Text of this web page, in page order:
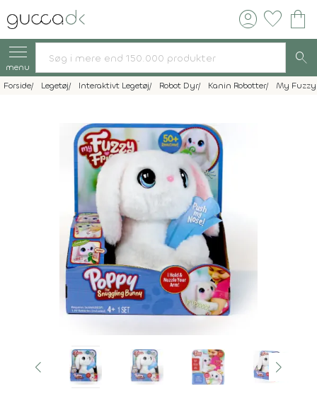
account_circle favorite shopping_bag
menu search
Forside Legetøj Interaktivt Legetøj Robot Dyr Kanin Robotter My